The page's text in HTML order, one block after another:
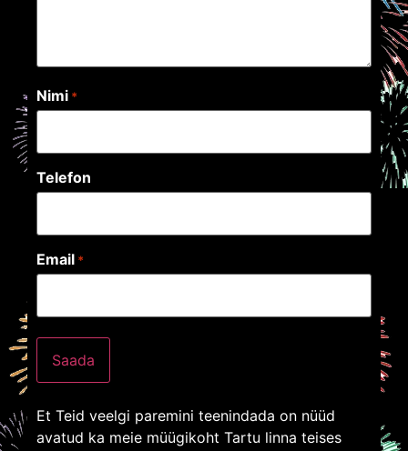
Nimi *
Telefon
Email *
Et Teid veelgi paremini teenindada on nüüd
avatud ka meie müügikoht Tartu linna teises